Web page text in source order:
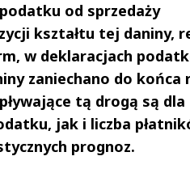
od sprzedaży
kształtu tej daniny,
w deklaracjach
zaniechano do końca
tą drogą są dla
jak i liczba
prognoz.